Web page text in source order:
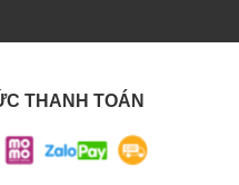
THANH TOÁN